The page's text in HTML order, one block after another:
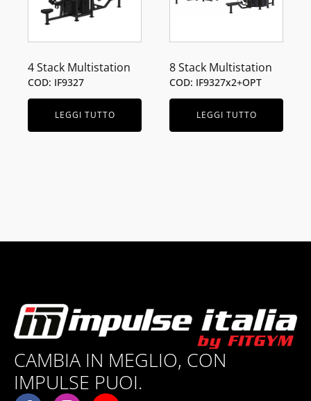
4 Stack Multistation
COD: IF9327
LEGGI TUTTO
8 Stack Multistation
COD: IF9327x2+OPT
LEGGI TUTTO
CAMBIA IN MEGLIO, CON
IMPULSE PUOI.